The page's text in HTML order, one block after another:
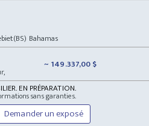
Bahamas
~ 149.337,00 $
EN PRÉPARATION.
sans garanties.
Demander un exposé